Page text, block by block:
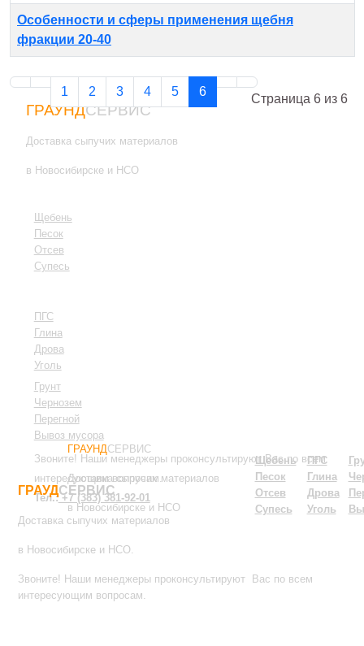
Особенности и сферы применения щебня
фракции 20-40
Страница 6 из 6
1 2 3 4 5 6
ГРАУНДСЕРВИС
Доставка сыпучих материалов
в Новосибирске и НСО
Щебень
Песок
Отсев
Супесь
ПГС
Глина
Дрова
Уголь
Грунт
Чернозем
Перегной
Вывоз мусора
Звоните! Наши менеджеры проконсультируют Вас по всем
интересующим вопросам.
Тел.:+7 (383) 381-92-01
ГРАУНДСЕРВИС
Доставка сыпучих материалов
в Новосибирске и НСО
Щебень
Песок
Отсев
Супесь
ПГС
Глина
Дрова
Уголь
ГРАУДСЕРВИС
Доставка сыпучих материалов
в Новосибирске и НСО.
Звоните! Наши менеджеры проконсультируют Вас по всем
интересующим вопросам.